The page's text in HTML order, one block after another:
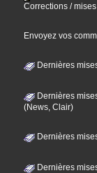
Corrections /
Envoyez vos
Dernières
Dernières
(News, Clair)
Dernières
Dernières